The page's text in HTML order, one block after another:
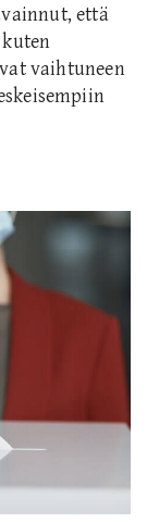
että
vaihtuneen